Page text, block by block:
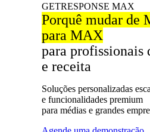
GETRESPONSE MAX
Porquê mudar de
para MAX
para profissionais
e receita
Soluções personalizadas
e funcionalidades premium
para médias e grandes